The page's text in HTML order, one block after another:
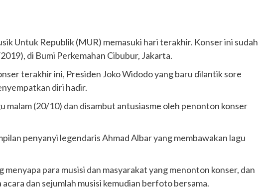
Untuk Republik (MUR) memasuki hari terakhir. Konser ini sudah
di Bumi Perkemahan Cibubur, Jakarta.
terakhir ini, Presiden Joko Widodo yang baru dilantik sore
diri hadir.
malam (20/10) dan disambut antusiasme oleh penonton konser
penyanyi legendaris Ahmad Albar yang membawakan lagu
menyapa para musisi dan masyarakat yang menonton konser, dan
dan sejumlah musisi kemudian berfoto bersama.